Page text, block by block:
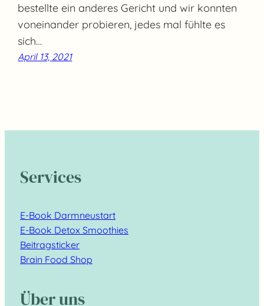
bestellte ein anderes Gericht und wir konnten
voneinander probieren, jedes mal fühlte es
sich…
April 13, 2021
Services
E-Book Darmneustart
E-Book Detox Smoothies
Beitragsticker
Brain Food Shop
Über uns